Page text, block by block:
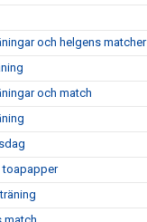
och helgens matcher
och match
toapapper